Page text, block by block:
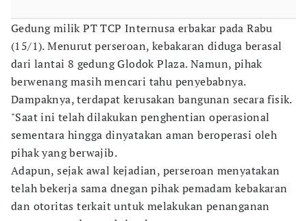
Gedung milik PT TCP Internusa erbakar pada Rabu
(15/1). Menurut perseroan, kebakaran diduga berasal
dari lantai 8 gedung Glodok Plaza. Namun, pihak
berwenang masih mencari tahu penyebabnya.
Dampaknya, terdapat kerusakan bangunan secara fisik.
"Saat ini telah dilakukan penghentian operasional
sementara hingga dinyatakan aman beroperasi oleh
pihak yang berwajib.
Adapun, sejak awal kejadian, perseroan menyatakan
telah bekerja sama dnegan pihak pemadam kebakaran
dan otoritas terkait untuk melakukan penanganan